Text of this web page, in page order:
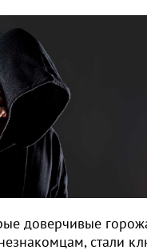
доверчивые
стали